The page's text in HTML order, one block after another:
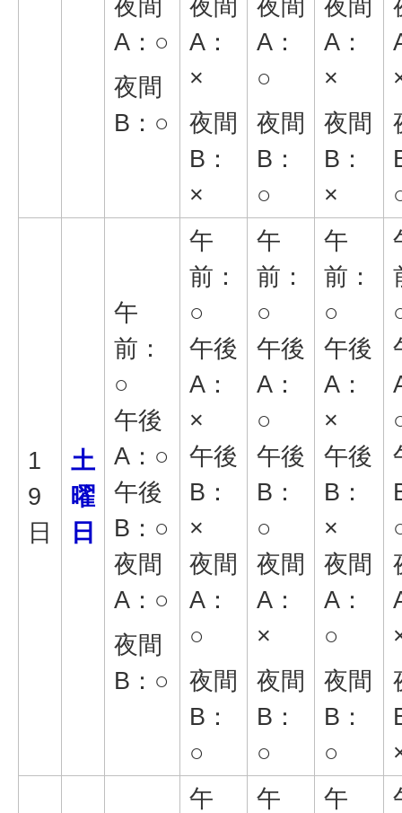
夜間
A：○
夜間
B：○
夜間
A：
×
夜間
B：
×
夜間
A：
○
夜間
B：
○
夜間
A：
×
夜間
B：
×
1
9
日
土
曜
日
午
前：
○
午後
A：○
午後
B：○
夜間
A：○
夜間
B：○
午
前：
○
午後
A：
×
午後
B：
×
夜間
A：
○
夜間
B：
○
午
前：
○
午後
A：
○
午後
B：
○
夜間
A：
×
夜間
B：
○
午
前：
○
午後
A：
×
午後
B：
×
夜間
A：
○
夜間
B：
○
午
午
午